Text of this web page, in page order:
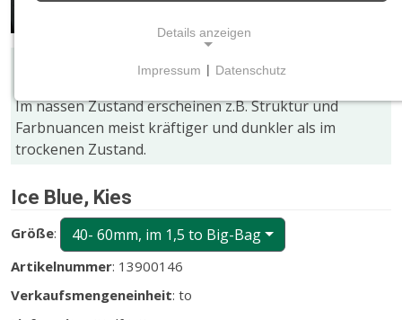
Farb- und Größenabweichungen gegenüber den
Im nassen Zustand erscheinen z.B. Struktur und
Farbnuancen meist kräftiger und dunkler als im
trockenen Zustand.
Ice Blue, Kies
Größe: 40- 60mm, im 1,5 to Big-Bag
Artikelnummer: 13900146
Verkaufsmengeneinheit: to
Details anzeigen
Notwendige Cookies ermöglichen grundlegende
Funktionen und sind für die einwandfreie Funktion
der Website erforderlich.
CMS (Content Management System)
TYPO3
Name:
fe_typo_user
Impressum | Datenschutz